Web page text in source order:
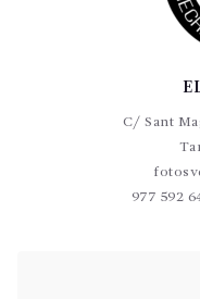
C/ Sant
977 592